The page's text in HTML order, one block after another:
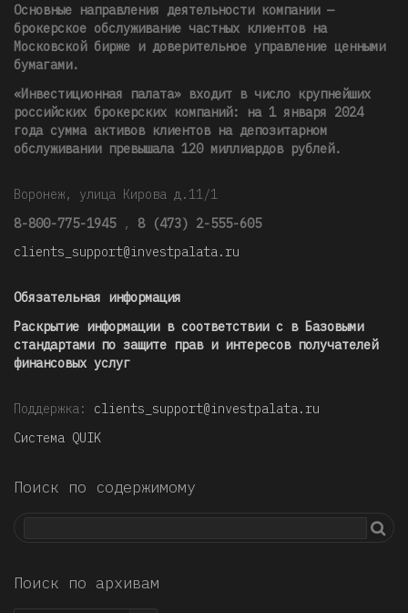
Основные направления деятельности компании —
брокерское обслуживание частных клиентов на
Московской бирже и доверительное управление ценными
бумагами.
«Инвестиционная палата» входит в число крупнейших
российских брокерских компаний: на 1 января 2024
года сумма активов клиентов на депозитарном
обслуживании превышала 120 миллиардов рублей.
Воронеж, улица Кирова д.11/1
8-800-775-1945 , 8 (473) 2-555-605
clients_support@investpalata.ru
Обязательная информация
Раскрытие информации в соответствии с в Базовыми
стандартами по защите прав и интересов получателей
финансовых услуг
Поддержка: clients_support@investpalata.ru
Система QUIK
Поиск по содержимому
Поиск по архивам